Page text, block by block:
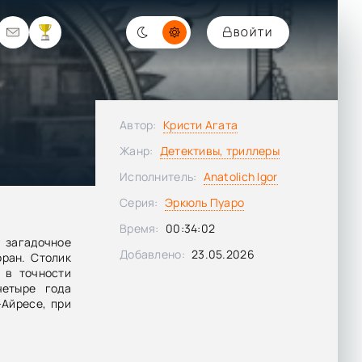
ВОЙТИ
Столик
точности
года
при
молодая
Автор: Кристи Агата
Жанр: Детективы, триллеры
Исполнитель: Anatolich Igor
Серия: Эркюль Пуаро
Время: 00:34:02
Добавлено: 23.05.2026